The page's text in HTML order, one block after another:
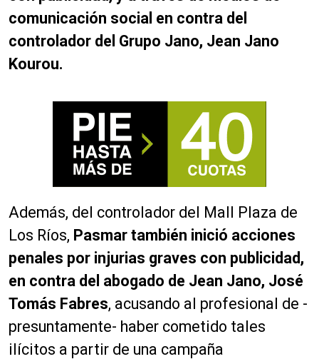
comunicación social en contra del
controlador del Grupo Jano, Jean Jano
Kourou.
Además, del controlador del Mall Plaza de
Los Ríos, Pasmar también inició acciones
penales por injurias graves con publicidad,
en contra del abogado de Jean Jano, José
Tomás Fabres, acusando al profesional de -
presuntamente- haber cometido tales
ilícitos a partir de una campaña